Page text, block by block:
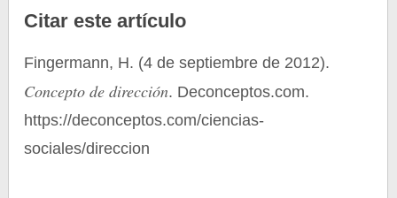
Citar este artículo
Fingermann, H. (4 de septiembre de 2012).
Concepto de dirección. Deconceptos.com.
https://deconceptos.com/ciencias-
sociales/direccion